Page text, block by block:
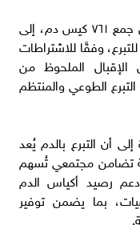
وأكدت المديرية، أن الحملات أسفرت عن جمع ٧٦١ كيس دم، إلى
للتبرع، وفقًا للاشتراطات
الإقبال الملحوظ من
الطوعي والمنتظم
أن التبرع بالدم يُعد
تضامن مجتمعي تُسهم
رصيد أكياس الدم
بما يضمن توفير